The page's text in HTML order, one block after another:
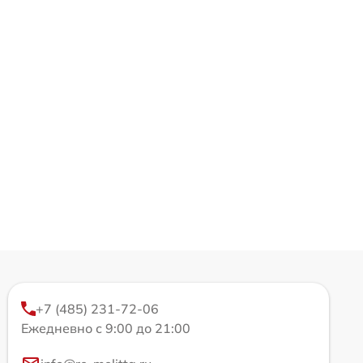
+7 (485) 231-72-06
Ежедневно с 9:00 до 21:00